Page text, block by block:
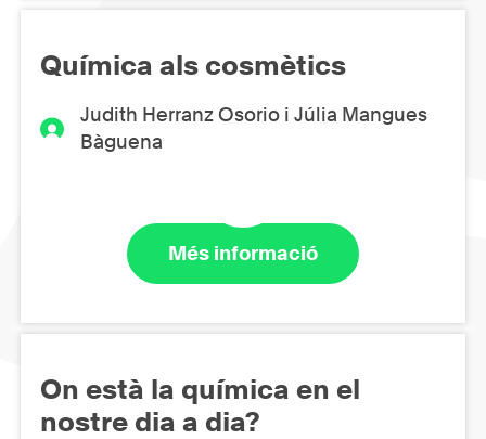
Química als cosmètics
Judith Herranz Osorio i Júlia Mangues
Bàguena
Més informació
On està la química en el
nostre dia a dia?